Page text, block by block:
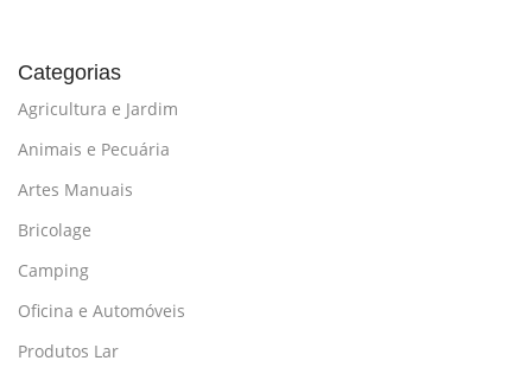
Categorias
Agricultura e Jardim
Animais e Pecuária
Artes Manuais
Bricolage
Camping
Oficina e Automóveis
Produtos Lar